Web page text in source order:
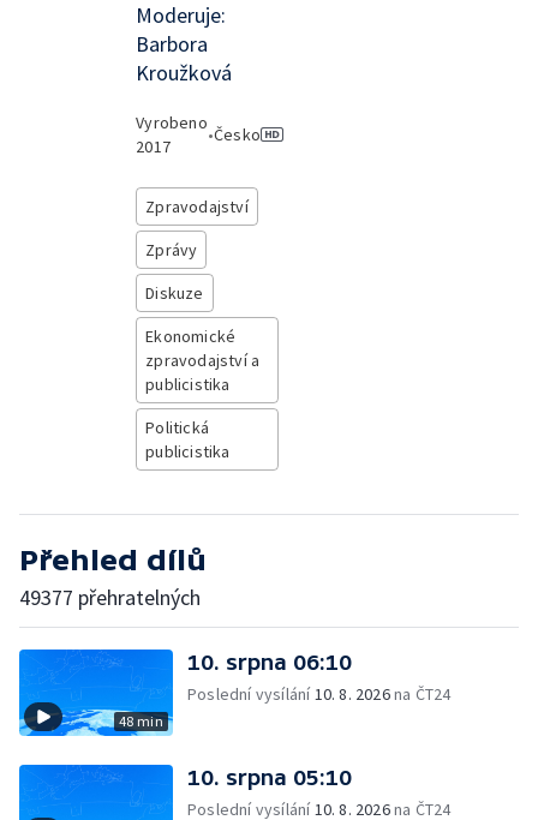
Moderuje:
Barbora
Kroužková
Vyrobeno
2017
•Česko
Zpravodajství
Zprávy
Diskuze
Ekonomické
zpravodajství a
publicistika
Politická
publicistika
Přehled dílů
49377 přehratelných
48 min
10. srpna 06:10
Poslední vysílání10. 8. 2026na ČT24
10. srpna 05:10
Poslední vysílání10. 8. 2026na ČT24